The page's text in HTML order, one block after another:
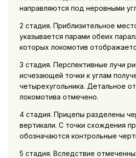
направляются под неровными
2 стадия. Приблизительное
указывается парами обеих
которых локомотив
3 стадия. Перспективные лучи
исчезающей точки к углам
четырехугольника. Детальное
локомотива отмечено.
4 стадия. Прицепы разделены
вертикали. С точки схождения
обозначаются контрольные
5 стадия. Вследствие